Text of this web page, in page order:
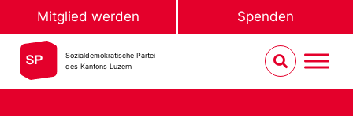
Mitglied werden Spenden
Sozialdemokratische Partei
des Kantons Luzern